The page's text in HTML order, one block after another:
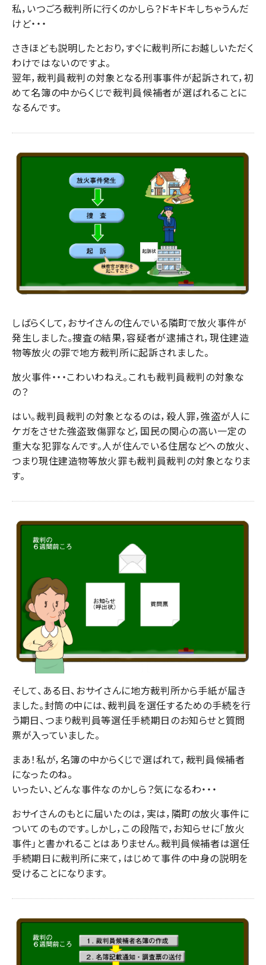
私，いつごろ裁判所に行くのかしら？ドキドキしちゃうんだ
けど・・・
さきほども説明したとおり，すぐに裁判所にお越しいただく
わけではないのですよ。
翌年，裁判員裁判の対象となる刑事事件が起訴されて，初
めて名簿の中からくじで裁判員候補者が選ばれることに
なるんです。
しばらくして，おサイさんの住んでいる隣町で放火事件が
発生しました。捜査の結果，容疑者が逮捕され，現住建造
物等放火の罪で地方裁判所に起訴されました。
放火事件・・・こわいわねえ。これも裁判員裁判の対象な
の？
はい。裁判員裁判の対象となるのは，殺人罪，強盗が人に
ケガをさせた強盗致傷罪など，国民の関心の高い一定の
重大な犯罪なんです。人が住んでいる住居などへの放火、
つまり現住建造物等放火罪も裁判員裁判の対象となりま
す。
そして、ある日、おサイさんに地方裁判所から手紙が届き
ました。封筒の中には、裁判員を選任するための手続を行
う期日、つまり裁判員等選任手続期日のお知らせと質問
票が入っていました。
まあ！私が，名簿の中からくじで選ばれて，裁判員候補者
になったのね。
いったい、どんな事件なのかしら？気になるわ・・・
おサイさんのもとに届いたのは，実は，隣町の放火事件に
ついてのものです。しかし，この段階で，お知らせに「放火
事件」と書かれることはありません。裁判員候補者は選任
手続期日に裁判所に来て，はじめて事件の中身の説明を
受けることになります。